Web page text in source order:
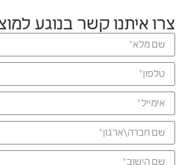
צרו איתנו קשר בנוגע